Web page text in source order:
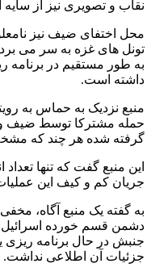
نقاب و تصویری نیز از سایه
محل اختفای ضیف نیز
تونل های غزه به سر می
به طور مستقیم در
داشته است.
منبع نزدیک به حماس به
حمله مشترکا توسط ضیف و
گرفته شده هر چند که
این منبع گفت که تنها
جریان کم و کیف این
به گفته یک منبع آگاه،
دشمن قسم خورده
جنبش در حال برنامه
جزئیات آن اطلاعی نداشت.